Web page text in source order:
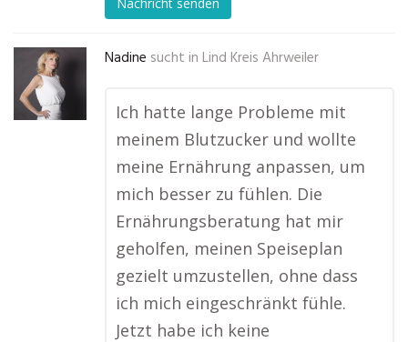
Nadine sucht in Lind Kreis Ahrweiler
Ich hatte lange Probleme mit
meinem Blutzucker und wollte
meine Ernährung anpassen, um
mich besser zu fühlen. Die
Ernährungsberatung hat mir
geholfen, meinen Speiseplan
gezielt umzustellen, ohne dass
ich mich eingeschränkt fühle.
Jetzt habe ich keine